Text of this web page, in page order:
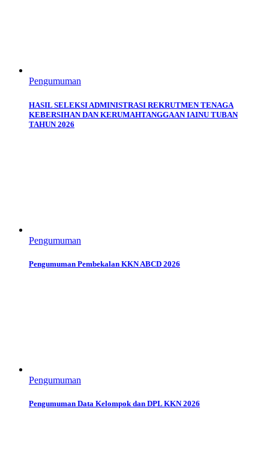
Pengumuman
HASIL SELEKSI ADMINISTRASI REKRUTMEN TENAGA
KEBERSIHAN DAN KERUMAHTANGGAAN IAINU TUBAN
TAHUN 2026
Pengumuman
Pengumuman Pembekalan KKN ABCD 2026
Pengumuman
Pengumuman Data Kelompok dan DPL KKN 2026